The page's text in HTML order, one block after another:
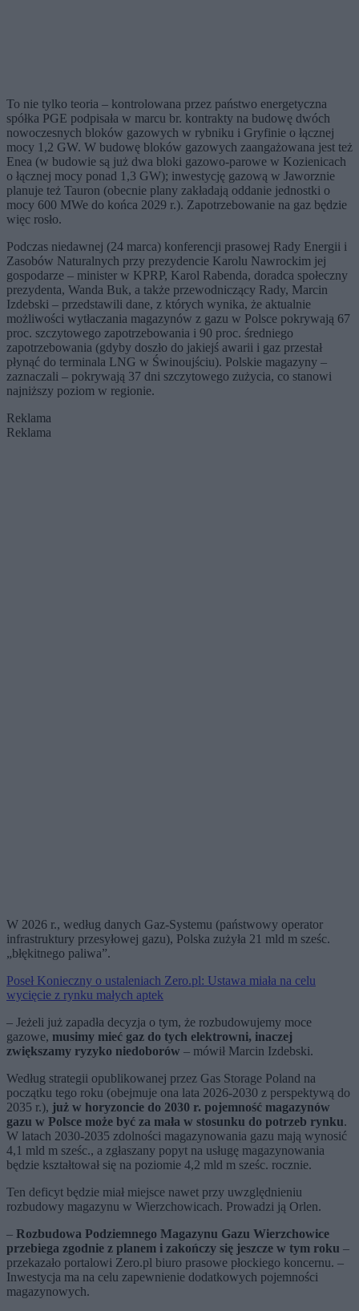
To nie tylko teoria – kontrolowana przez państwo energetyczna
spółka PGE podpisała w marcu br. kontrakty na budowę dwóch
nowoczesnych bloków gazowych w rybniku i Gryfinie o łącznej
mocy 1,2 GW. W budowę bloków gazowych zaangażowana jest też
Enea (w budowie są już dwa bloki gazowo-parowe w Kozienicach
o łącznej mocy ponad 1,3 GW); inwestycję gazową w Jaworznie
planuje też Tauron (obecnie plany zakładają oddanie jednostki o
mocy 600 MWe do końca 2029 r.). Zapotrzebowanie na gaz będzie
więc rosło.
Podczas niedawnej (24 marca) konferencji prasowej Rady Energii i
Zasobów Naturalnych przy prezydencie Karolu Nawrockim jej
gospodarze – minister w KPRP, Karol Rabenda, doradca społeczny
prezydenta, Wanda Buk, a także przewodniczący Rady, Marcin
Izdebski – przedstawili dane, z których wynika, że aktualnie
możliwości wytłaczania magazynów z gazu w Polsce pokrywają 67
proc. szczytowego zapotrzebowania i 90 proc. średniego
zapotrzebowania (gdyby doszło do jakiejś awarii i gaz przestał
płynąć do terminala LNG w Świnoujściu). Polskie magazyny –
zaznaczali – pokrywają 37 dni szczytowego zużycia, co stanowi
najniższy poziom w regionie.
Reklama
Reklama
W 2026 r., według danych Gaz-Systemu (państwowy operator
infrastruktury przesyłowej gazu), Polska zużyła 21 mld m sześc.
„błękitnego paliwa”.
Poseł Konieczny o ustaleniach Zero.pl: Ustawa miała na celu
wycięcie z rynku małych aptek
– Jeżeli już zapadła decyzja o tym, że rozbudowujemy moce
gazowe, musimy mieć gaz do tych elektrowni, inaczej
zwiększamy ryzyko niedoborów – mówił Marcin Izdebski.
Według strategii opublikowanej przez Gas Storage Poland na
początku tego roku (obejmuje ona lata 2026-2030 z perspektywą do
2035 r.), już w horyzoncie do 2030 r. pojemność magazynów
gazu w Polsce może być za mała w stosunku do potrzeb rynku.
W latach 2030-2035 zdolności magazynowania gazu mają wynosić
4,1 mld m sześc., a zgłaszany popyt na usługę magazynowania
będzie kształtował się na poziomie 4,2 mld m sześc. rocznie.
Ten deficyt będzie miał miejsce nawet przy uwzględnieniu
rozbudowy magazynu w Wierzchowicach. Prowadzi ją Orlen.
– Rozbudowa Podziemnego Magazynu Gazu Wierzchowice
przebiega zgodnie z planem i zakończy się jeszcze w tym roku –
przekazało portalowi Zero.pl biuro prasowe płockiego koncernu. –
Inwestycja ma na celu zapewnienie dodatkowych pojemności
magazynowych.